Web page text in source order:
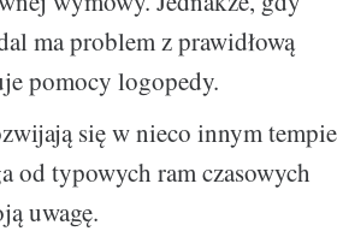
ma problem z prawidłową
pomocy logopedy.
się w nieco innym
od typowych ram czasowych
uwagę.